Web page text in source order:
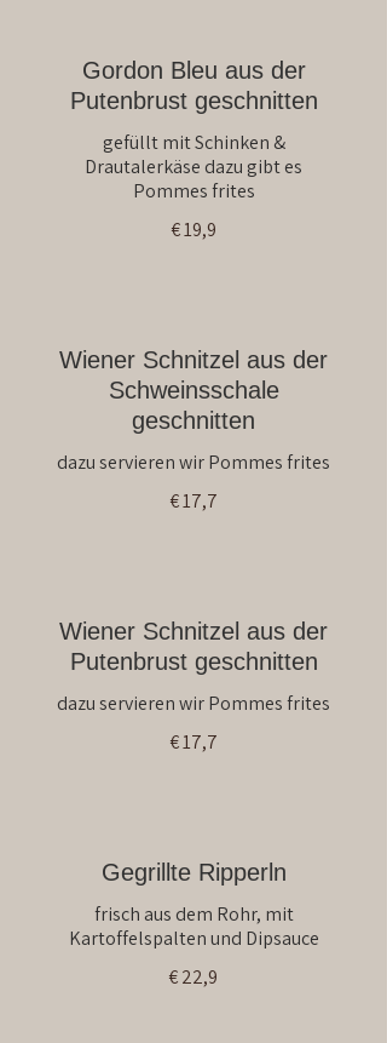
Gordon Bleu aus der
Putenbrust geschnitten
gefüllt mit Schinken &
Drautalerkäse dazu gibt es
Pommes frites
€ 19,9
Wiener Schnitzel aus der
Schweinsschale
geschnitten
dazu servieren wir Pommes frites
€ 17,7
Wiener Schnitzel aus der
Putenbrust geschnitten
dazu servieren wir Pommes frites
€ 17,7
Gegrillte Ripperln
frisch aus dem Rohr, mit
Kartoffelspalten und Dipsauce
€ 22,9